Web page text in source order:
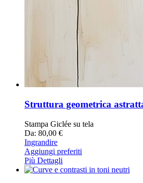
Struttura geometrica
Stampa Giclée su tela
Da: 80,00 €
Ingrandire
Aggiungi preferiti
Più Dettagli